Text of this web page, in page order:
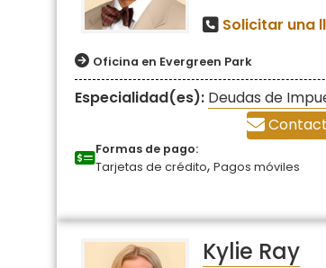
Solicitar una
Oficina en Evergreen Park
Especialidad(es): Deudas de
Formas de pago:
Tarjetas de crédito, Pagos móviles
Kylie Ray